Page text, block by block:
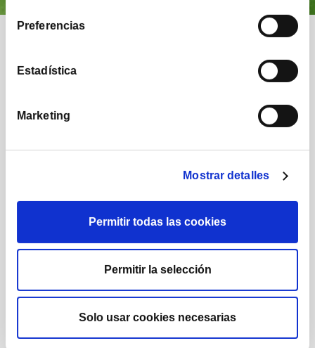
Preferencias
Estadística
Marketing
Mostrar detalles
Permitir todas las cookies
Permitir la selección
Solo usar cookies necesarias
Posts
1.732
Seguidores
222.000
Suscriptores
16.290
Seguidores